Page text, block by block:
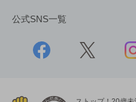
公式SNS一覧